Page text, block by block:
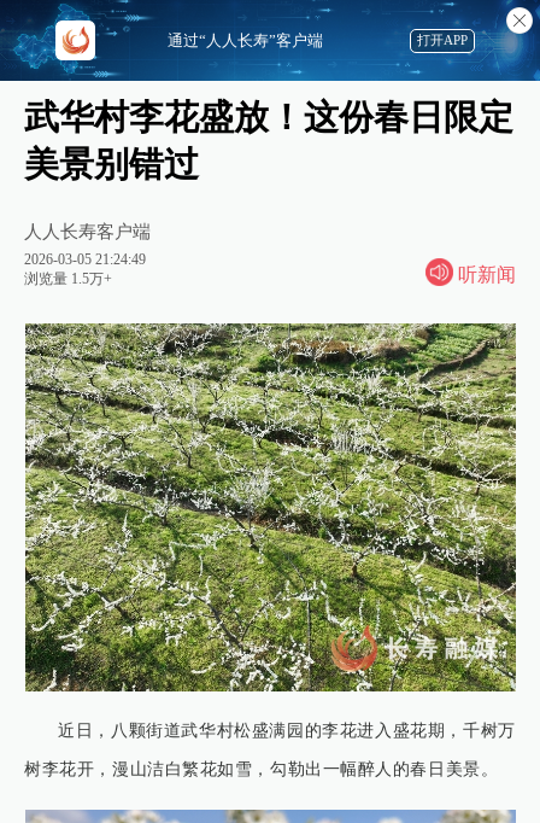
武华村李花盛放！这份春日限定
美景别错过
人人长寿客户端
2026-03-05 21:24:49
浏览量 1.5万+
听新闻
近日，八颗街道武华村松盛满园的李花进入盛花期，千树万
树李花开，漫山洁白繁花如雪，勾勒出一幅醉人的春日美景。
通过“人人长寿”客户端 打开APP